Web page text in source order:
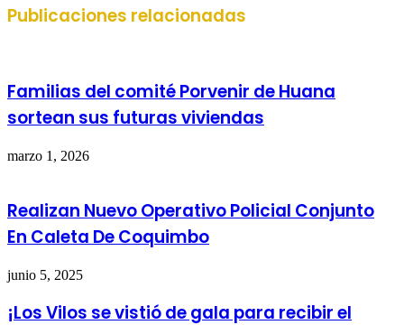
Publicaciones relacionadas
Familias del comité Porvenir de Huana
sortean sus futuras viviendas
marzo 1, 2026
Realizan Nuevo Operativo Policial Conjunto
En Caleta De Coquimbo
junio 5, 2025
¡Los Vilos se vistió de gala para recibir el